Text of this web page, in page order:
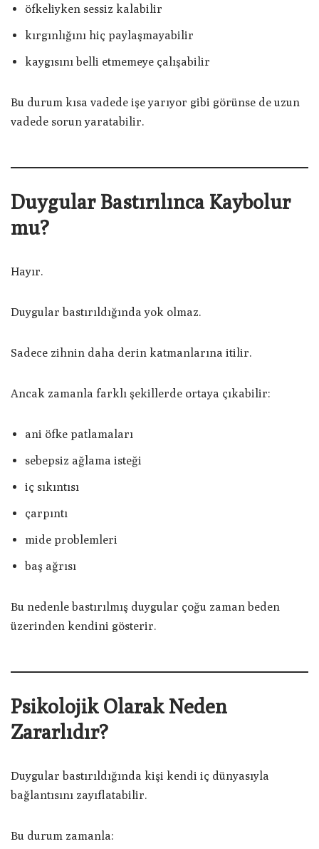
öfkeliyken sessiz kalabilir
kırgınlığını hiç paylaşmayabilir
kaygısını belli etmemeye çalışabilir
Bu durum kısa vadede işe yarıyor gibi görünse de uzun
vadede sorun yaratabilir.
Duygular Bastırılınca Kaybolur
mu?
Hayır.
Duygular bastırıldığında yok olmaz.
Sadece zihnin daha derin katmanlarına itilir.
Ancak zamanla farklı şekillerde ortaya çıkabilir:
ani öfke patlamaları
sebepsiz ağlama isteği
iç sıkıntısı
çarpıntı
mide problemleri
baş ağrısı
Bu nedenle bastırılmış duygular çoğu zaman beden
üzerinden kendini gösterir.
Psikolojik Olarak Neden
Zararlıdır?
Duygular bastırıldığında kişi kendi iç dünyasıyla
bağlantısını zayıflatabilir.
Bu durum zamanla: